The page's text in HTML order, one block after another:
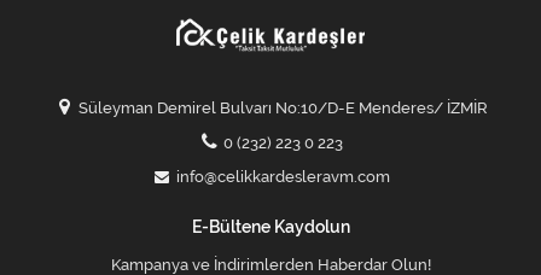
Süleyman Demirel Bulvarı No:10/D-E Menderes/ İZMİR
0 (232) 223 0 223
info@celikkardesleravm.com
E-Bültene Kaydolun
Kampanya ve İndirimlerden Haberdar Olun!